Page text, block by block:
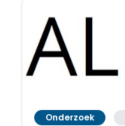
Onderzoek